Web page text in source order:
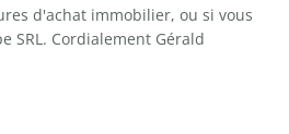
d'achat immobilier, ou si vous
SRL. Cordialement Gérald